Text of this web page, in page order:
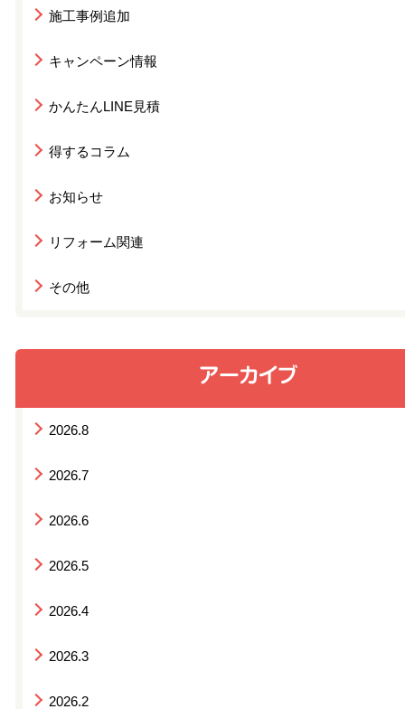
施工事例追加
キャンペーン情報
かんたんLINE見積
得するコラム
お知らせ
リフォーム関連
その他
2026.8
2026.7
2026.6
2026.5
2026.4
2026.3
2026.2